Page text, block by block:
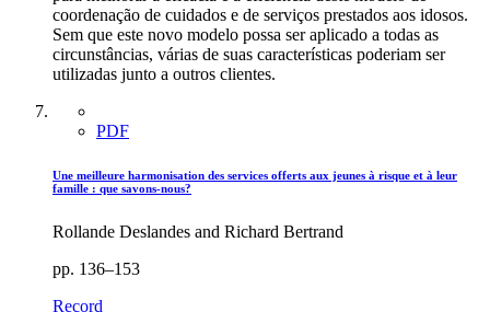
coordenação de cuidados e de serviços prestados aos idosos.
Sem que este novo modelo possa ser aplicado a todas as
circunstâncias, várias de suas características poderiam ser
utilizadas junto a outros clientes.
PDF
Une meilleure harmonisation des services offerts aux jeunes à risque et à leur
famille : que savons-nous?
Rollande Deslandes and Richard Bertrand
pp. 136–153
Record